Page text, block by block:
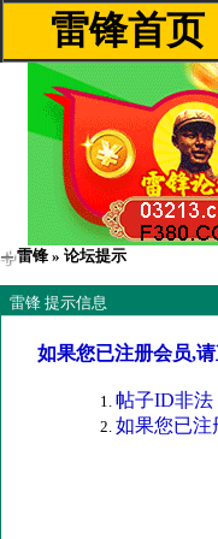
雷锋首页
雷锋 » 论坛提示
雷锋 提示信息
如果您已注册会员,
帖子ID非法
如果您已注